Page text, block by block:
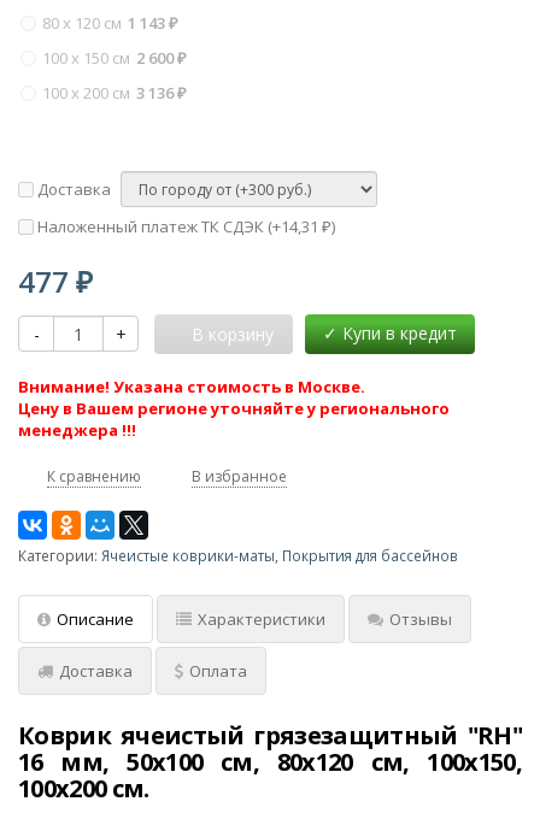
80 х 120 см 1 143 ₽
100 х 150 см 2 600 ₽
100 х 200 см 3 136 ₽
Доставка
Наложенный платеж ТК СДЭК (+14,31 ₽)
477 ₽
- + В корзину
Внимание! Указана стоимость в Москве.
Цену в Вашем регионе уточняйте у регионального
менеджера !!!
К сравнению В избранное
Категории: Ячеистые коврики-маты, Покрытия для бассейнов
Описание Характеристики Отзывы
Доставка Оплата
Коврик ячеистый грязезащитный "RH"
16 мм, 50х100 см, 80х120 см, 100х150,
100х200 см.